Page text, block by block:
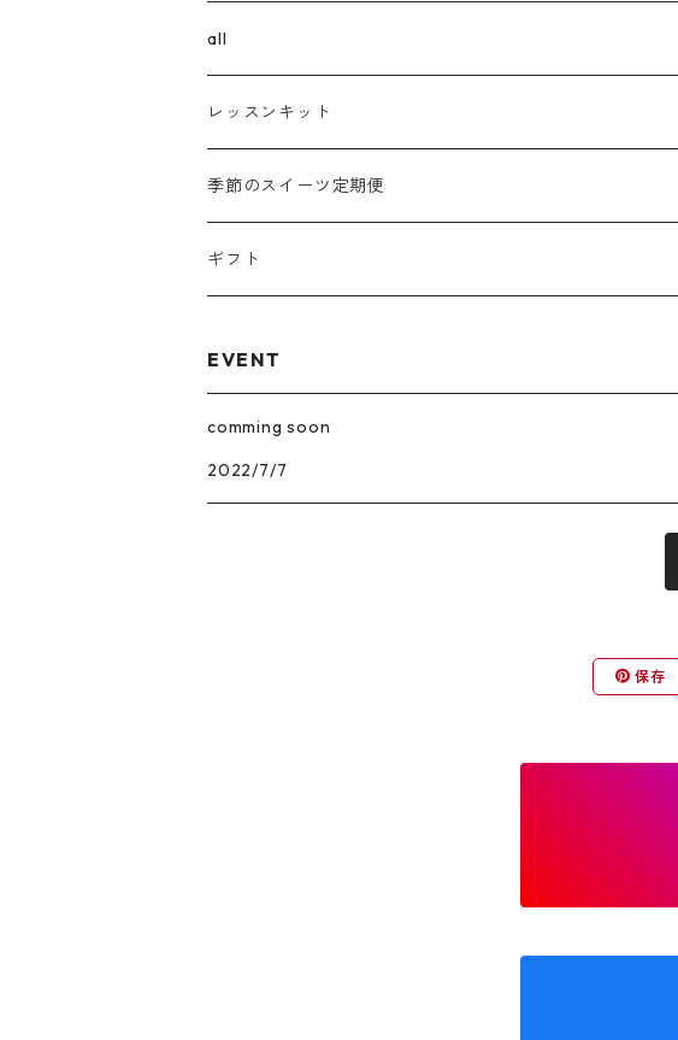
all
ボタニカルチーズケーキ
パウンドケーキ
コンフィズリー
レッスンキット
季節のスイーツ定期便
ギフト
EVENT
comming soon
2022/7/7
保存